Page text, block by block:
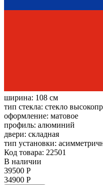
ширина: 108 см
тип стекла: стекло
оформление: матовое
профиль: алюминий
двери: складная
тип установки:
Код товара: 22501
В наличии
39500 Р
34900 Р